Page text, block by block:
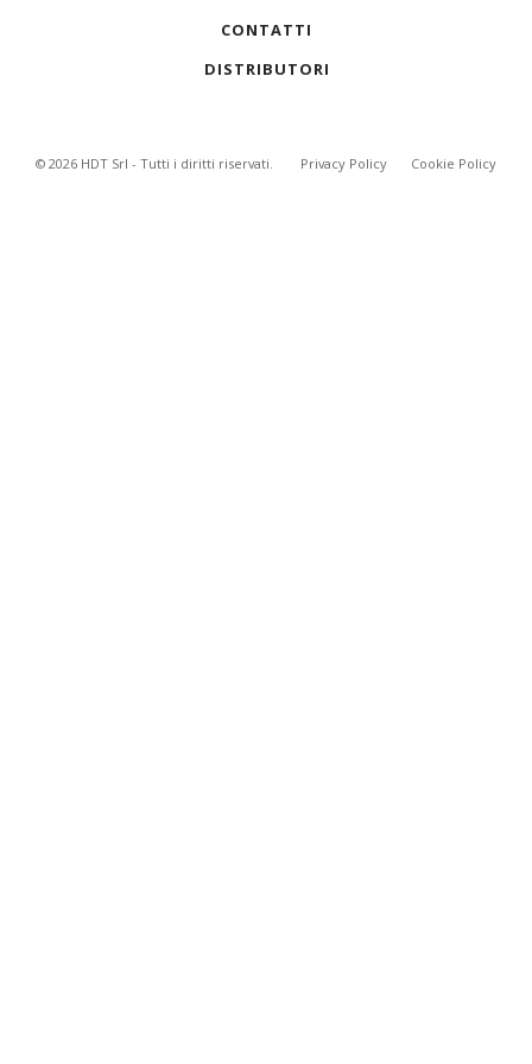
CONTATTI
DISTRIBUTORI
© 2026HDT Srl - Tutti i diritti riservati. Privacy Policy Cookie Policy